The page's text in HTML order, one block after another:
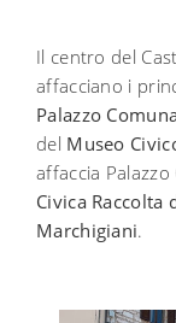
Il centro del
affacciano i
Palazzo
del Museo
affaccia
Civica Raccolta
Marchigiani.